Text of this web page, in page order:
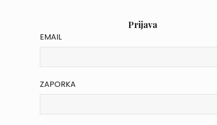
Prijava
EMAIL
ZAPORKA